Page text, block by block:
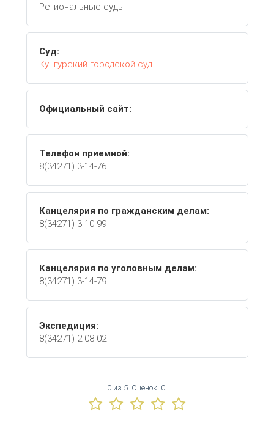
Региональные суды
Суд:
Кунгурский городской суд
Официальный сайт:
Телефон приемной:
8(34271) 3-14-76
Канцелярия по гражданским делам:
8(34271) 3-10-99
Канцелярия по уголовным делам:
8(34271) 3-14-79
Экспедиция:
8(34271) 2-08-02
0 из 5. Оценок: 0